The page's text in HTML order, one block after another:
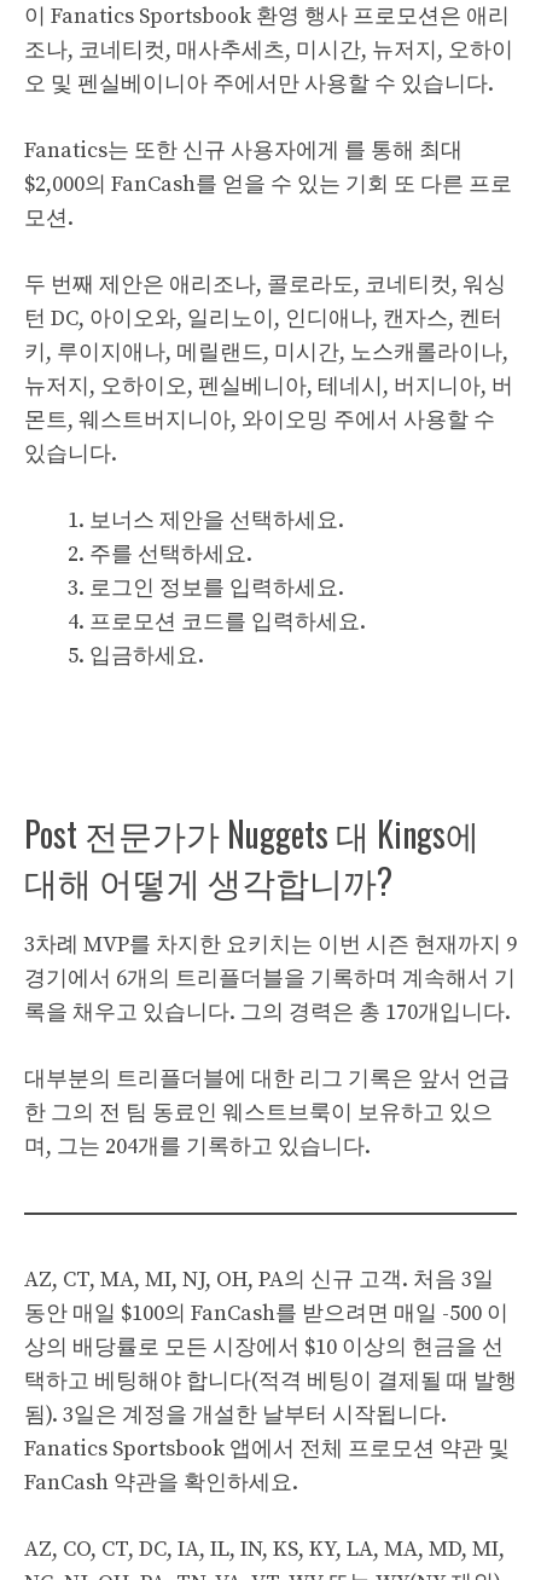
이 Fanatics Sportsbook 환영 행사 프로모션은 애리
조나, 코네티컷, 매사추세츠, 미시간, 뉴저지, 오하이
오 및 펜실베이니아 주에서만 사용할 수 있습니다.
Fanatics는 또한 신규 사용자에게 를 통해 최대
$2,000의 FanCash를 얻을 수 있는 기회 또 다른 프로
모션.
두 번째 제안은 애리조나, 콜로라도, 코네티컷, 워싱
턴 DC, 아이오와, 일리노이, 인디애나, 캔자스, 켄터
키, 루이지애나, 메릴랜드, 미시간, 노스캐롤라이나,
뉴저지, 오하이오, 펜실베니아, 테네시, 버지니아, 버
몬트, 웨스트버지니아, 와이오밍 주에서 사용할 수
있습니다.
보너스 제안을 선택하세요.
주를 선택하세요.
로그인 정보를 입력하세요.
프로모션 코드를 입력하세요.
입금하세요.
Post 전문가가 Nuggets 대 Kings에
대해 어떻게 생각합니까?
3차례 MVP를 차지한 요키치는 이번 시즌 현재까지 9
경기에서 6개의 트리플더블을 기록하며 계속해서 기
록을 채우고 있습니다. 그의 경력은 총 170개입니다.
대부분의 트리플더블에 대한 리그 기록은 앞서 언급
한 그의 전 팀 동료인 웨스트브룩이 보유하고 있으
며, 그는 204개를 기록하고 있습니다.
AZ, CT, MA, MI, NJ, OH, PA의 신규 고객. 처음 3일
동안 매일 $100의 FanCash를 받으려면 매일 -500 이
상의 배당률로 모든 시장에서 $10 이상의 현금을 선
택하고 베팅해야 합니다(적격 베팅이 결제될 때 발행
됨). 3일은 계정을 개설한 날부터 시작됩니다.
Fanatics Sportsbook 앱에서 전체 프로모션 약관 및
FanCash 약관을 확인하세요.
AZ, CO, CT, DC, IA, IL, IN, KS, KY, LA, MA, MD, MI,